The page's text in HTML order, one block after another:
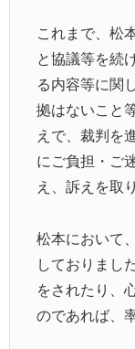
これまで、松
と協議等を続
る内容等に関
拠はないこと
えで、裁判を
にご負担・ご
え、訴えを取
松本において
しておりまし
をされたり、
のであれば、